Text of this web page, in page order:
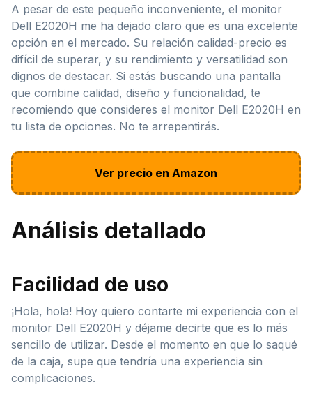
A pesar de este pequeño inconveniente, el monitor
Dell E2020H me ha dejado claro que es una excelente
opción en el mercado. Su relación calidad-precio es
difícil de superar, y su rendimiento y versatilidad son
dignos de destacar. Si estás buscando una pantalla
que combine calidad, diseño y funcionalidad, te
recomiendo que consideres el monitor Dell E2020H en
tu lista de opciones. No te arrepentirás.
Ver precio en Amazon
Análisis detallado
Facilidad de uso
¡Hola, hola! Hoy quiero contarte mi experiencia con el
monitor Dell E2020H y déjame decirte que es lo más
sencillo de utilizar. Desde el momento en que lo saqué
de la caja, supe que tendría una experiencia sin
complicaciones.